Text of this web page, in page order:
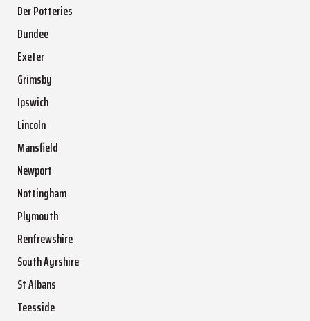
Der Potteries
Dundee
Exeter
Grimsby
Ipswich
Lincoln
Mansfield
Newport
Nottingham
Plymouth
Renfrewshire
South Ayrshire
St Albans
Teesside